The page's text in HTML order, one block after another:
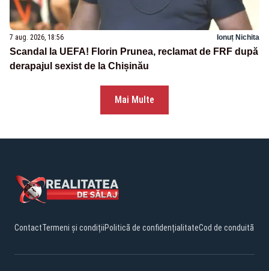
7 aug. 2026, 18:56 Ionuț Nichita
Scandal la UEFA! Florin Prunea, reclamat de FRF după
derapajul sexist de la Chișinău
Mai Multe
ContactTermeni și condițiiPolitică de confidențialitateCod de conduită